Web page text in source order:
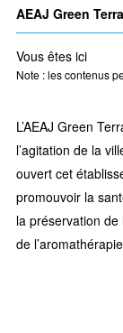
AEAJ Green
Vous êtes ici
Note : les contenus
L’AEAJ Green
l’agitation de la
ouvert cet
promouvoir la
la préservation
de